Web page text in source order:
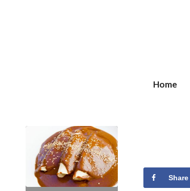
Home
Share